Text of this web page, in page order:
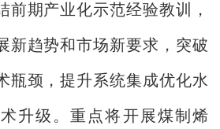
前期产业化示范经验教训，
新趋势和市场新要求，突破
瓶颈，提升系统集成优化水
升级。重点将开展煤制烯